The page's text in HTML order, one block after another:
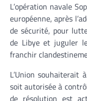
L’opération navale
européenne, après
de sécurité, pour
de Libye et juguler
franchir
L’Union souhaiterait
soit autorisée à